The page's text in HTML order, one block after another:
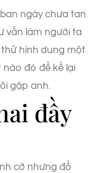
ngày chưa tan
vẫn làm người ta
hình dung một
đó để kể lại
gặp anh.
đầy
cờ nhưng đổ